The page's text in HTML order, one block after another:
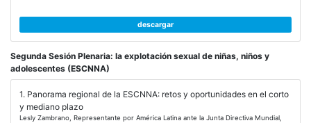
descargar
Segunda Sesión Plenaria: la explotación sexual de niñas, niños y
adolescentes (ESCNNA)
1. Panorama regional de la ESCNNA: retos y oportunidades en el corto
y mediano plazo
Lesly Zambrano, Representante por América Latina ante la Junta Directiva Mundial,